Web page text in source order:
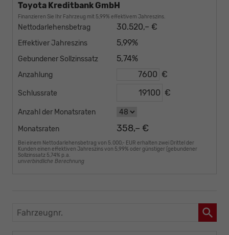
Toyota Kreditbank GmbH
Finanzieren Sie Ihr Fahrzeug mit 5,99% effektivem Jahreszins.
Nettodarlehensbetrag 30.520,– €
Effektiver Jahreszins 5,99%
Gebundener Sollzinssatz 5,74%
Anzahlung €
Schlussrate €
Anzahl der Monatsraten
Monatsraten
358,– €
Bei einem Nettodarlehensbetrag von 5.000,- EUR erhalten zwei Drittel der
Kunden einen effektiven Jahreszins von 5,99% oder günstiger (gebundener
Sollzinssatz 5,74% p.a.
unverbindliche Berechnung
Fahrzeugnr.